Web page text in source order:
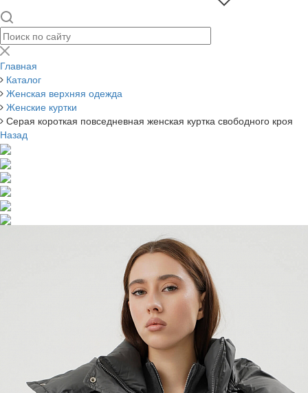
Главная
Каталог
Женская верхняя одежда
Женские куртки
Серая короткая повседневная женская куртка свободного кроя
Назад